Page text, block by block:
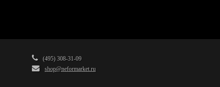
(495) 308-31-09
shop@neformarket.ru